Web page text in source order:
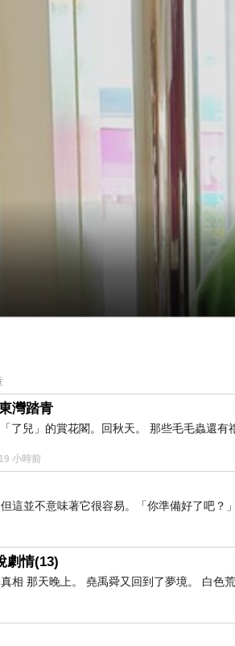
灣踏青
「了兒」的賞花閣。回秋天。 那些毛毛蟲還
19 小時前
這並不意味著它很容易。「你準備好了吧
劇情(13)
相 那天晚上。 堯禹舜又回到了夢境。 白色